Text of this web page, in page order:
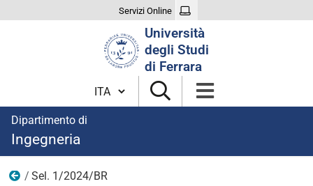
Servizi Online
Università
degli Studi
di Ferrara
Cambia lingua
Dipartimento di
Ingegneria
2024
Sel. 1/2024/BR